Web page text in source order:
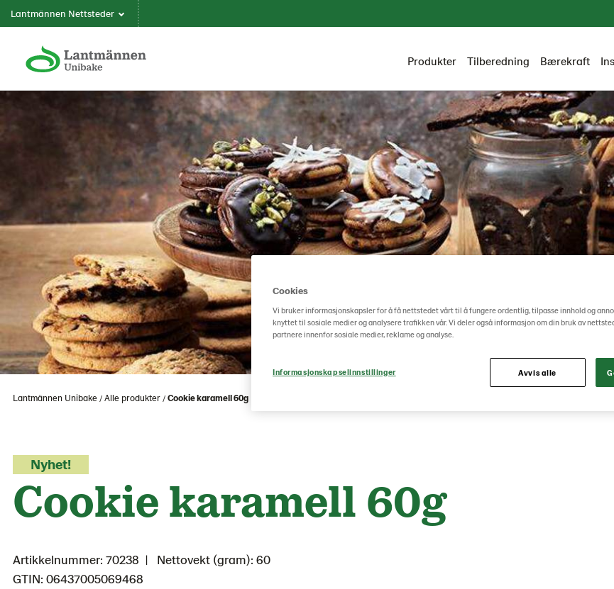
Lantmännen Nettsteder
Produkter Tilberedning Bærekraft
Lantmännen Unibake Alle produkter Cookie karamell 60g
Nyhet!
Cookie karamell 60g
Artikkelnummer: 70238
Nettovekt (gram): 60
GTIN: 06437005069468
Cookies
Vi bruker informasjonskapsler for å få nettstedet vårt til å fungere ordentlig, tilpasse innhold og
knyttet til sosiale medier og analysere trafikken vår. Vi deler også informasjon om din bruk av
partnere innenfor sosiale medier, reklame og analyse.
Informasjonskapselinnstillinger Avvis alle